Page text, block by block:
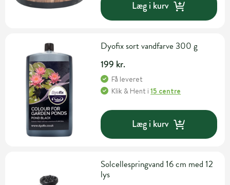
Læg i kurv
Dyofix sort vandfarve 300 g
199 kr.
Få leveret
Klik & Hent i15 centre
Læg i kurv
Solcellespringvand 16 cm med 12
lys